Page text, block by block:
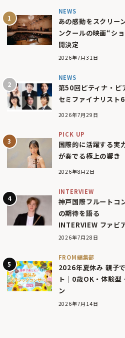
NEWS
あの感動をスクリー
ンクールの映画“シ
開決定
2026年7月31日
NEWS
第50回ピティナ・ピ
セミファイナリスト
2026年7月29日
PICK UP
国際的に活躍する実
が奏でる極上の響き
2026年8月2日
INTERVIEW
神戸国際フルートコ
の期待を語る
INTERVIEW ファビ
2026年7月28日
FROM編集部
2026年夏休み 親子
ト｜0歳OK・体験型
ン
2026年7月14日